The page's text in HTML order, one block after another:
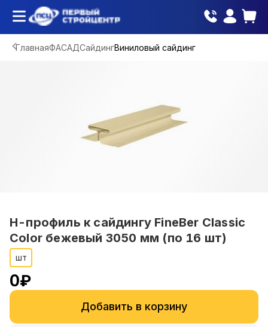
ГлавнаяФАСАДСайдингВиниловый сайдинг
Н-профиль к сайдингу FineBer Classic
Color бежевый 3050 мм (по 16 шт)
шт
0₽
Добавить в корзину